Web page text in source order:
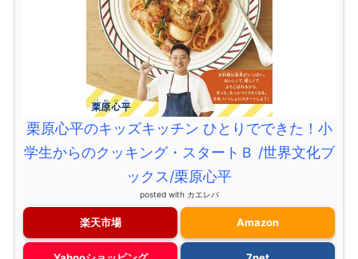
栗原心平のキッズキッチン ひとりでできた！小
学生からのクッキング・スタートＢ /世界文化ブ
ックス/栗原心平
posted with カエレバ
楽天市場 Amazon